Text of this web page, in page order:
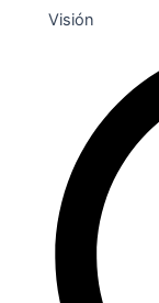
Visión